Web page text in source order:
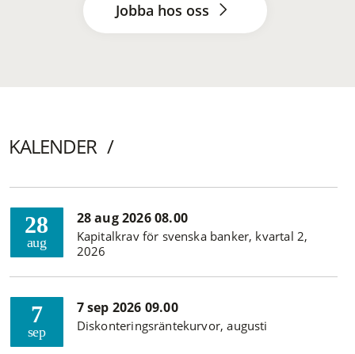
Jobba hos oss
KALENDER
28
aug
28 aug 2026 08.00
Kapitalkrav för svenska banker, kvartal 2,
2026
7
sep
7 sep 2026 09.00
Diskonteringsräntekurvor, augusti